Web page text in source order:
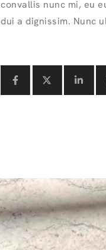
convallis nunc mi, eu
dui a dignissim. Nunc